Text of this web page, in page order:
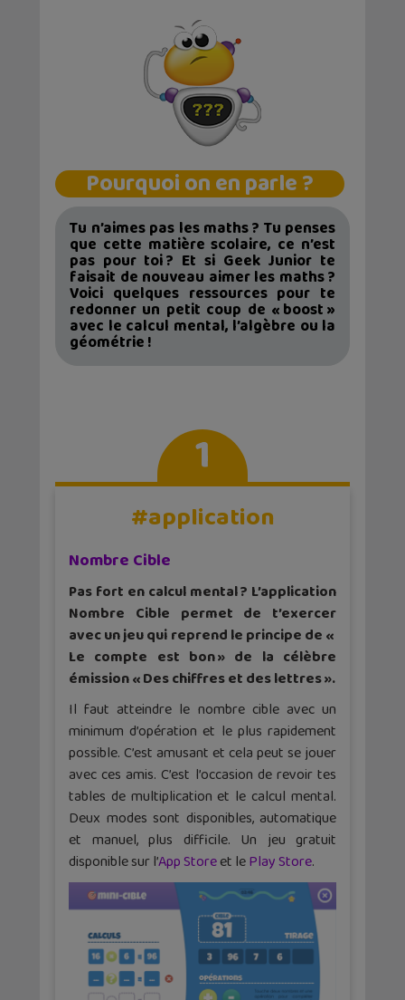
Pourquoi on en parle ?
Tu n’aimes pas les maths ? Tu penses
que cette matière scolaire, ce n’est
pas pour toi ? Et si Geek Junior te
faisait de nouveau aimer les maths ?
Voici quelques ressources pour te
redonner un petit coup de « boost »
avec le calcul mental, l’algèbre ou la
géométrie !
1
#application
Nombre Cible
Pas fort en calcul mental ? L’application
Nombre Cible permet de t’exercer
avec un jeu qui reprend le principe de «
Le compte est bon » de la célèbre
émission « Des chiffres et des lettres ».
Il faut atteindre le nombre cible avec un
minimum d’opération et le plus rapidement
possible. C’est amusant et cela peut se jouer
avec ces amis. C’est l’occasion de revoir tes
tables de multiplication et le calcul mental.
Deux modes sont disponibles, automatique
et manuel, plus difficile. Un jeu gratuit
disponible sur l’App Storeet lePlay Store.